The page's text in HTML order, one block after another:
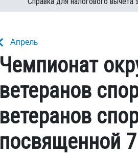
Апрель
Чемпионат
ветеранов
ветеранов
посвященной